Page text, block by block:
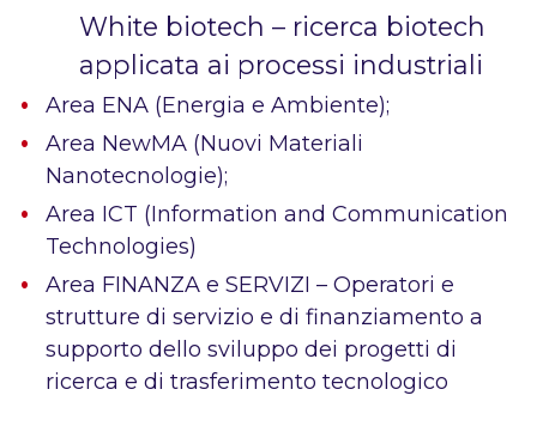
White biotech – ricerca biotech
applicata ai processi industriali
Area ENA (Energia e Ambiente);
Area NewMA (Nuovi Materiali 
Nanotecnologie);
Area ICT (Information and Communication
Technologies)
Area FINANZA e SERVIZI – Operatori e
strutture di servizio e di finanziamento a
supporto dello sviluppo dei progetti di
ricerca e di trasferimento tecnologico